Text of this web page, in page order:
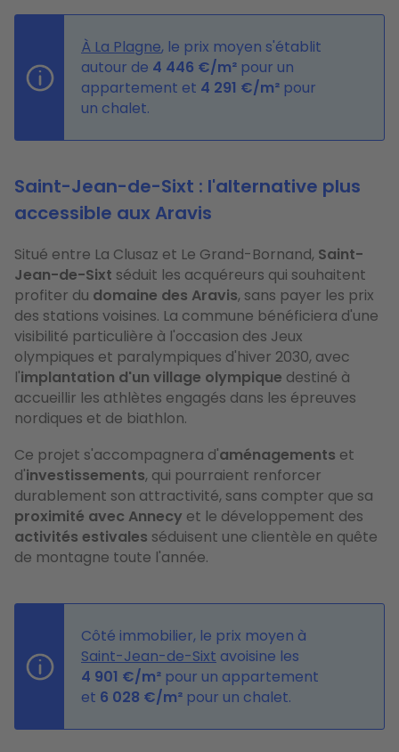
À La Plagne, le prix moyen s'établit
autour de 4 446 €/m² pour un
appartement et 4 291 €/m² pour
un chalet.
Saint-Jean-de-Sixt : l'alternative plus
accessible aux Aravis
Situé entre La Clusaz et Le Grand-Bornand, Saint-
Jean-de-Sixt séduit les acquéreurs qui souhaitent
profiter du domaine des Aravis, sans payer les prix
des stations voisines. La commune bénéficiera d'une
visibilité particulière à l'occasion des Jeux
olympiques et paralympiques d'hiver 2030, avec
l'implantation d'un village olympique destiné à
accueillir les athlètes engagés dans les épreuves
nordiques et de biathlon.
Ce projet s'accompagnera d'aménagements et
d'investissements, qui pourraient renforcer
durablement son attractivité, sans compter que sa
proximité avec Annecy et le développement des
activités estivales séduisent une clientèle en quête
de montagne toute l'année.
Côté immobilier, le prix moyen à
Saint-Jean-de-Sixt avoisine les
4 901 €/m² pour un appartement
et 6 028 €/m² pour un chalet.